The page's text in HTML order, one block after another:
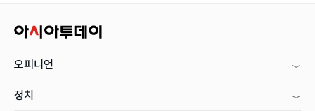
오피니언
정치